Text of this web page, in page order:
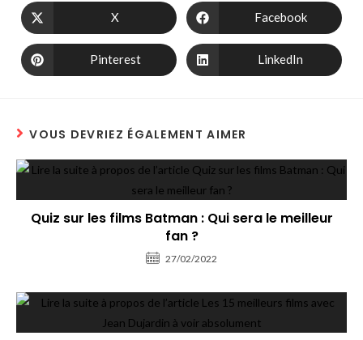
X Facebook
Pinterest LinkedIn
VOUS DEVRIEZ ÉGALEMENT AIMER
Quiz sur les films Batman : Qui sera le meilleur
fan ?
27/02/2022